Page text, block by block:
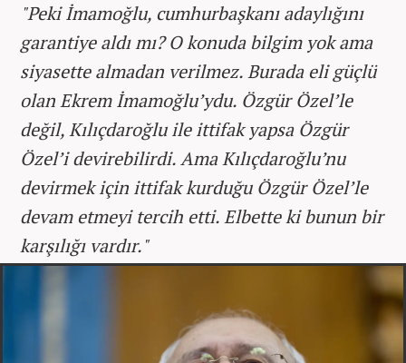
"Peki İmamoğlu, cumhurbaşkanı adaylığını
garantiye aldı mı? O konuda bilgim yok ama
siyasette almadan verilmez. Burada eli güçlü
olan Ekrem İmamoğlu’ydu. Özgür Özel’le
değil, Kılıçdaroğlu ile ittifak yapsa Özgür
Özel’i devirebilirdi. Ama Kılıçdaroğlu’nu
devirmek için ittifak kurduğu Özgür Özel’le
devam etmeyi tercih etti. Elbette ki bunun bir
karşılığı vardır."